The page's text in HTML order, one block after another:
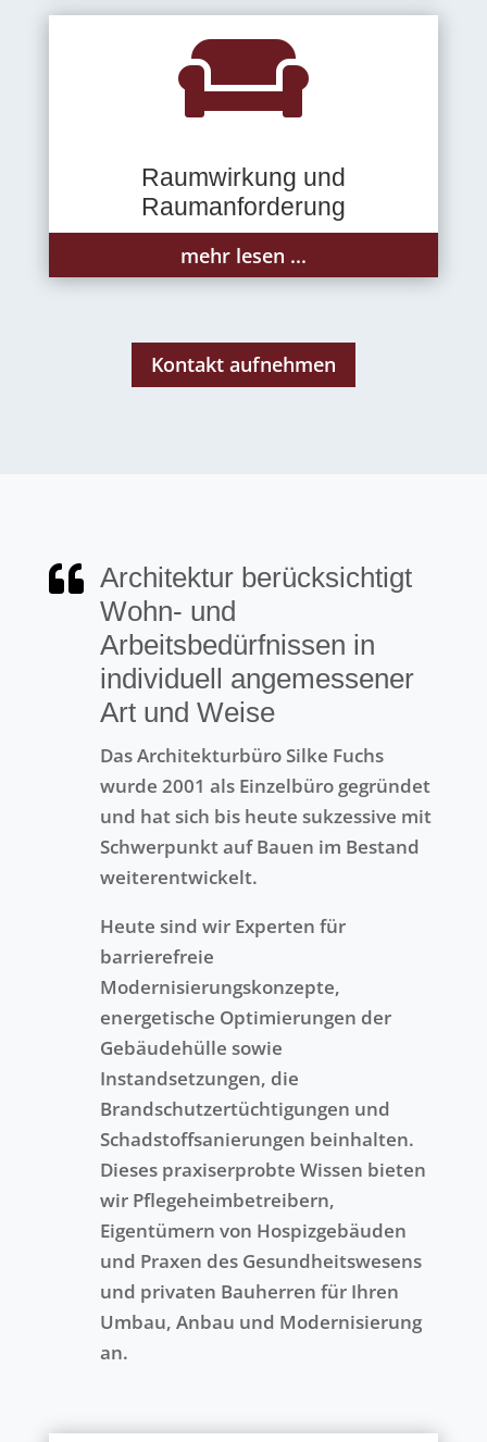

Raumwirkung und
Raumanforderung
mehr lesen ...
Kontakt aufnehmen
 Architektur berücksichtigt
Wohn- und
Arbeitsbedürfnissen in
individuell angemessener
Art und Weise
Das Architekturbüro Silke Fuchs
wurde 2001 als Einzelbüro gegründet
und hat sich bis heute sukzessive mit
Schwerpunkt auf Bauen im Bestand
weiterentwickelt.
Heute sind wir Experten für
barrierefreie
Modernisierungskonzepte,
energetische Optimierungen der
Gebäudehülle sowie
Instandsetzungen, die
Brandschutzertüchtigungen und
Schadstoffsanierungen beinhalten.
Dieses praxiserprobte Wissen bieten
wir Pflegeheimbetreibern,
Eigentümern von Hospizgebäuden
und Praxen des Gesundheitswesens
und privaten Bauherren für Ihren
Umbau, Anbau und Modernisierung
an.